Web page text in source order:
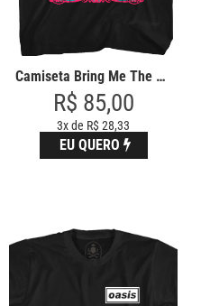
Camiseta Bring Me The Horizon M
R$ 85,00
3x de R$ 28,33
EU QUERO